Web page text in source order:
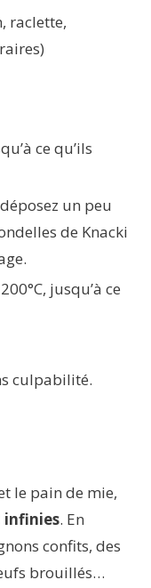
raclette,
ce qu’ils
un peu
de Knacki
jusqu’à ce
culpabilité.
le pain de mie,
infinies. En
confits, des
brouillés…